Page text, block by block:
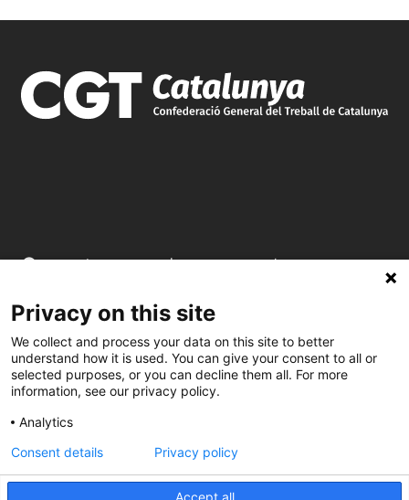
C/ Burgos 59, Baixos – 08014 Barcelona
spccc@spcgtcatalunya.cat
935 120 481
cgtcatalunya
CGTCatalunya
Privacy on this site
We collect and process your data on this site to better
understand how it is used. You can give your consent to all or
selected purposes, or you can decline them all. For more
information, see our privacy policy.
Analytics
Accept all
Consent details Privacy policy